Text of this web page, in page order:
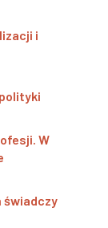
i
W
świadczy